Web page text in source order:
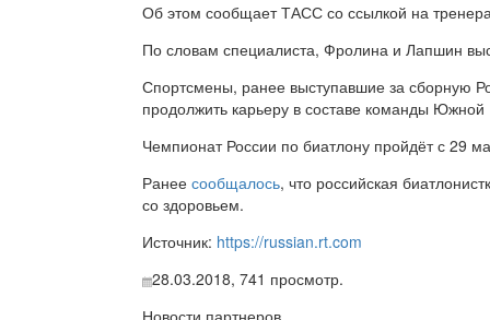
Об этом сообщает ТАСС со ссылкой на
По словам специалиста, Фролина и Лапшин
Спортсмены, ранее выступавшие за сборную
продолжить карьеру в составе команды Южной
Чемпионат России по биатлону пройдёт с 29
Ранее сообщалось, что российская
со здоровьем.
Источник: https://russian.rt.com
28.03.2018, 741 просмотр.